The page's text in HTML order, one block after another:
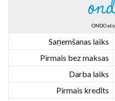
ONDO
Saņemšanas laiks
Pirmais bez maksas
Darba laiks
Pirmais kredīts